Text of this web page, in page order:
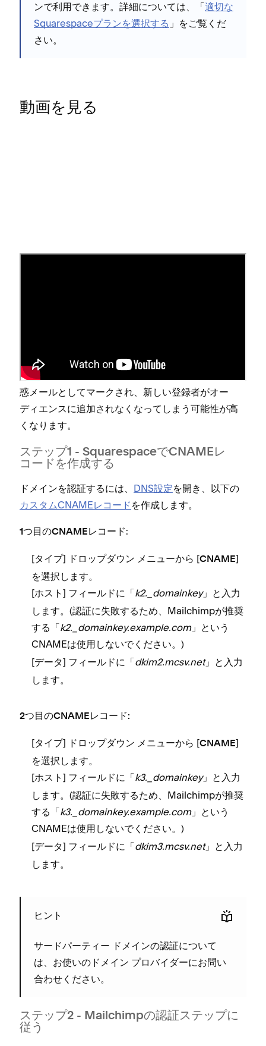
ンで利用できます⁠。詳細については⁠、「⁠適切な
Squarespaceプランを選択する ⁠」をご覧くだ
さい⁠。
動画を見る
Mailchimpでメ⁠ール ドメイン認証を設定
の手順をスキ⁠ップすると⁠、メ⁠ールキ⁠ャンペ⁠ーンが迷
惑メ⁠ールとしてマ⁠ークされ⁠、新しい登録者がオ⁠ー
デ⁠ィエンスに追加されなくな⁠ってしまう可能性が高
くなります⁠。
ステ⁠ップ1 - SquarespaceでCNAMEレ
コ⁠ードを作成する
ドメインを認証するには⁠、 DNS設定を開き⁠、以下の
カスタムCNAMEレコ⁠ード を作成します⁠。
1つ目のCNAMEレコ⁠ード ⁠:
[⁠タイプ⁠] ドロ⁠ップダウン メニ⁠ュ⁠ーから [⁠CNAME⁠]
を選択します⁠。
[⁠ホスト ⁠] フ⁠ィ⁠ールドに「⁠k2⁠._domainkey⁠」と入力
します⁠。(⁠認証に失敗するため⁠、Mailchimpが推奨
する「⁠k2⁠._domainkey⁠.example⁠.com⁠」という
CNAMEは使用しないでください⁠。⁠)
[⁠デ⁠ータ⁠] フ⁠ィ⁠ールドに「⁠dkim2⁠.mcsv⁠.net⁠」と入力
します⁠。
2つ目のCNAMEレコ⁠ード⁠:
[⁠タイプ⁠] ドロ⁠ップダウン メニ⁠ュ⁠ーから [⁠CNAME⁠]
を選択します⁠。
[⁠ホスト ⁠] フ⁠ィ⁠ールドに「⁠k3⁠._domainkey⁠」と入力
します⁠。(⁠認証に失敗するため⁠、Mailchimpが推奨
する「⁠k3⁠._domainkey⁠.example⁠.com⁠」という
CNAMEは使用しないでください⁠。⁠)
[⁠デ⁠ータ⁠] フ⁠ィ⁠ールドに「⁠dkim3⁠.mcsv⁠.net⁠」と入力
します⁠。
ヒント
サ⁠ードパ⁠ーテ⁠ィ⁠ー ドメインの認証について
は⁠、お使いのドメイン プロバイダ⁠ーにお問い
合わせください⁠。
ステ⁠ップ2 - Mailchimpの認証ステ⁠ップに
従う